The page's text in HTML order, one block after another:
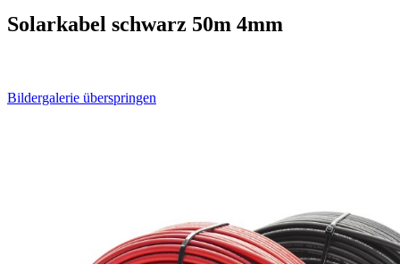
Solarkabel schwarz 50m 4mm
Bildergalerie überspringen